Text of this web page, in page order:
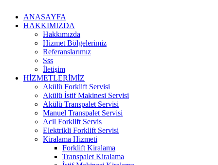
ANASAYFA
HAKKIMIZDA
Hakkımızda
Hizmet Bölgelerimiz
Referanslarımız
Sss
İletişim
HİZMETLERİMİZ
Akülü Forklift Servisi
Akülü İstif Makinesi Servisi
Akülü Transpalet Servisi
Manuel Transpalet Servisi
Acil Forklift Servis
Elektrikli Forklift Servisi
Kiralama Hizmeti
Forklift Kiralama
Transpalet Kiralama